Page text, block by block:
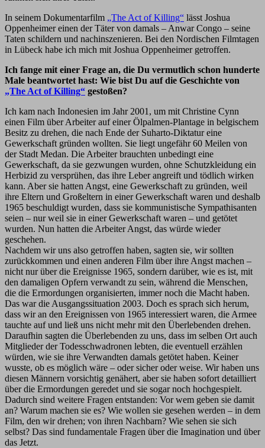
In seinem Dokumentarfilm „The Act of Killing“ lässt Joshua
Oppenheimer einen der Täter von damals – Anwar Congo – seine
Taten schildern und nachinszenieren. Bei den Nordischen Filmtagen
in Lübeck habe ich mich mit Joshua Oppenheimer getroffen.
Ich fange mit einer Frage an, die Du vermutlich schon hunderte
Male beantwortet hast: Wie bist Du auf die Geschichte von
„The Act of Killing“ gestoßen?
Ich kam nach Indonesien im Jahr 2001, um mit Christine Cynn
einen Film über Arbeiter auf einer Ölpalmen-Plantage in belgischem
Besitz zu drehen, die nach Ende der Suharto-Diktatur eine
Gewerkschaft gründen wollten. Sie liegt ungefähr 60 Meilen von
der Stadt Medan. Die Arbeiter brauchten unbedingt eine
Gewerkschaft, da sie gezwungen wurden, ohne Schutzkleidung ein
Herbizid zu versprühen, das ihre Leber angreift und tödlich wirken
kann. Aber sie hatten Angst, eine Gewerkschaft zu gründen, weil
ihre Eltern und Großeltern in einer Gewerkschaft waren und deshalb
1965 beschuldigt wurden, dass sie kommunistische Sympathisanten
seien – nur weil sie in einer Gewerkschaft waren – und getötet
wurden. Nun hatten die Arbeiter Angst, das würde wieder
geschehen.
Nachdem wir uns also getroffen haben, sagten sie, wir sollten
zurückkommen und einen anderen Film über ihre Angst machen –
nicht nur über die Ereignisse 1965, sondern darüber, wie es ist, mit
den damaligen Opfern verwandt zu sein, während die Menschen,
die die Ermordungen organisierten, immer noch die Macht haben.
Das war die Ausgangssituation 2003. Doch es sprach sich herum,
dass wir an den Ereignissen von 1965 interessiert waren, die Armee
tauchte auf und ließ uns nicht mehr mit den Überlebenden drehen.
Daraufhin sagten die Überlebenden zu uns, dass im selben Ort auch
Mitglieder der Todesschwadronen lebten, die eventuell erzählen
würden, wie sie ihre Verwandten damals getötet haben. Keiner
wusste, ob es möglich wäre – oder sicher oder weise. Wir haben uns
diesen Männern vorsichtig genähert, aber sie haben sofort detailliert
über die Ermordungen geredet und sie sogar noch hochgespielt.
Dadurch sind weitere Fragen entstanden: Vor wem geben sie damit
an? Warum machen sie es? Wie wollen sie gesehen werden – in dem
Film, den wir drehen; von ihren Nachbarn? Wie sehen sie sich
selbst? Das sind fundamentale Fragen über die Imagination und über
das Jetzt.